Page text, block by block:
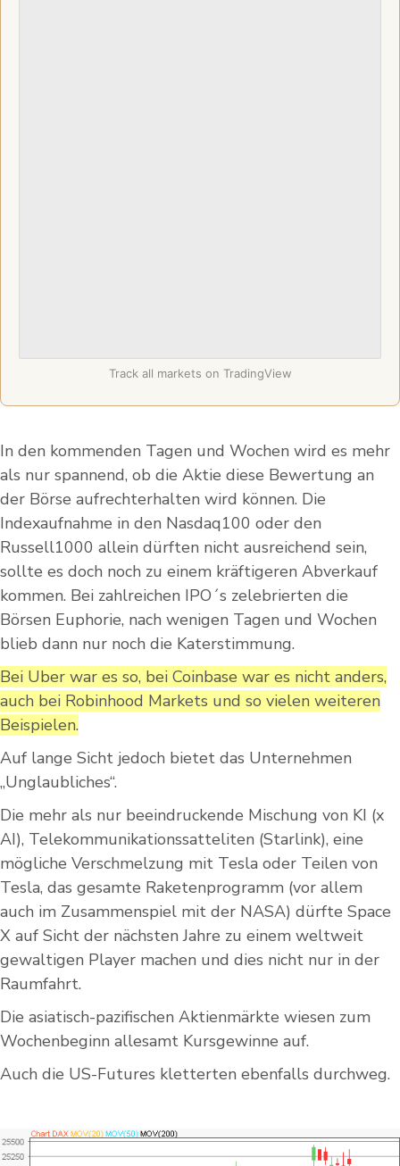
Track all markets on TradingView
In den kommenden Tagen und Wochen wird es mehr
als nur spannend, ob die Aktie diese Bewertung an
der Börse aufrechterhalten wird können. Die
Indexaufnahme in den Nasdaq100 oder den
Russell1000 allein dürften nicht ausreichend sein,
sollte es doch noch zu einem kräftigeren Abverkauf
kommen. Bei zahlreichen IPO´s zelebrierten die
Börsen Euphorie, nach wenigen Tagen und Wochen
blieb dann nur noch die Katerstimmung.
Bei Uber war es so, bei Coinbase war es nicht anders,
auch bei Robinhood Markets und so vielen weiteren
Beispielen.
Auf lange Sicht jedoch bietet das Unternehmen
„Unglaubliches“.
Die mehr als nur beeindruckende Mischung von KI (x
AI), Telekommunikationssatteliten (Starlink), eine
mögliche Verschmelzung mit Tesla oder Teilen von
Tesla, das gesamte Raketenprogramm (vor allem
auch im Zusammenspiel mit der NASA) dürfte Space
X auf Sicht der nächsten Jahre zu einem weltweit
gewaltigen Player machen und dies nicht nur in der
Raumfahrt.
Die asiatisch-pazifischen Aktienmärkte wiesen zum
Wochenbeginn allesamt Kursgewinne auf.
Auch die US-Futures kletterten ebenfalls durchweg.